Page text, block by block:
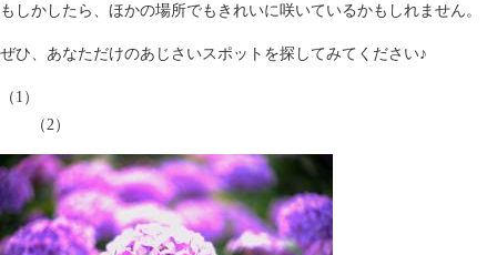
もしかしたら、ほかの場所でもきれいに咲いているかもしれません。
ぜひ、あなただけのあじさいスポットを探してみてください♪
（1）
（2）